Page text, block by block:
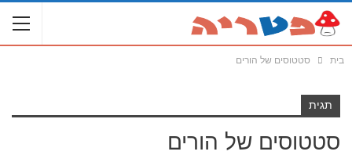
בית סטטוסים של הורים
תגית
סטטוסים של הורים